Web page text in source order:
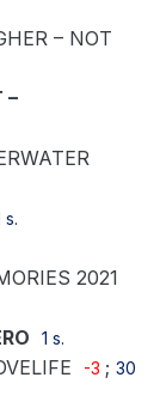
– NOT
–
s.
2021
1 s.
-3 ; 30